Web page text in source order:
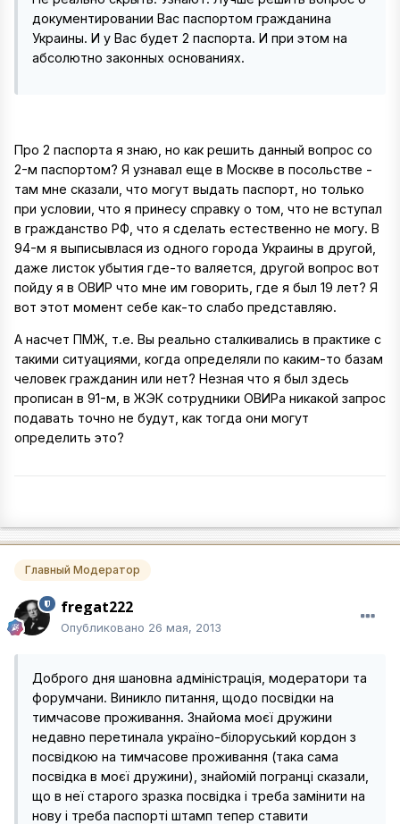
документировании Вас паспортом гражданина
Украины. И у Вас будет 2 паспорта. И при этом на
абсолютно законных основаниях.
Про 2 паспорта я знаю, но как решить данный вопрос со
2-м паспортом? Я узнавал еще в Москве в посольстве -
там мне сказали, что могут выдать паспорт, но только
при условии, что я принесу справку о том, что не вступал
в гражданство РФ, что я сделать естественно не могу. В
94-м я выписывлася из одного города Украины в другой,
даже листок убытия где-то валяется, другой вопрос вот
пойду я в ОВИР что мне им говорить, где я был 19 лет? Я
вот этот момент себе как-то слабо представляю.
А насчет ПМЖ, т.е. Вы реально сталкивались в практике с
такими ситуациями, когда определяли по каким-то базам
человек гражданин или нет? Незная что я был здесь
прописан в 91-м, в ЖЭК сотрудники ОВИРа никакой запрос
подавать точно не будут, как тогда они могут
определить это?
Главный Модератор
fregat222
Опубликовано 26 мая, 2013
Доброго дня шановна адміністрація, модератори та
форумчани. Виникло питання, щодо посвідки на
тимчасове проживання. Знайома моєї дружини
недавно перетинала україно-білоруський кордон з
посвідкою на тимчасове проживання (така сама
посвідка в моєї дружини), знайомій погранці сказали,
що в неї старого зразка посвідка і треба замінити на
нову і треба паспорті штамп тепер ставити